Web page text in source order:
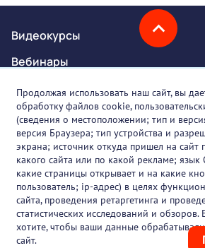
Видеокурсы
Вебинары
Онлайн-события
Партнеры
О проекте
Вакансии
Блог
Контакты
Продолжая использовать наш сайт, вы
обработку файлов cookie,
(сведения о местоположении; тип и
версия Браузера; тип устройства и
экрана; источник откуда пришел на сайт
какого сайта или по какой рекламе;
какие страницы открывает и на какие
пользователь; ip-адрес) в целях
сайта, проведения ретаргетинга и
статистических исследований и обзоров.
хотите, чтобы ваши данные
сайт.